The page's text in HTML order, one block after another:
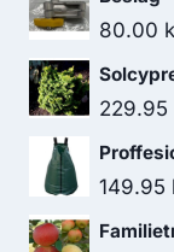
80.00
229.95
149.95